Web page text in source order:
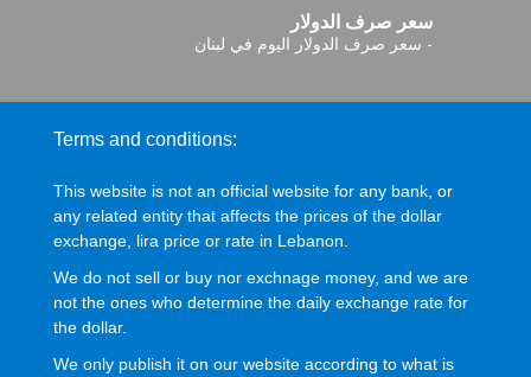
سعر صرف الدولار
- سعر صرف الدولار اليوم في لبنان
Terms and conditions:
This website is not an official website for any bank, or
any related entity that affects the prices of the dollar
exchange, lira price or rate in Lebanon.
We do not sell or buy nor exchnage money, and we are
not the ones who determine the daily exchange rate for
the dollar.
We only publish it on our website according to what is